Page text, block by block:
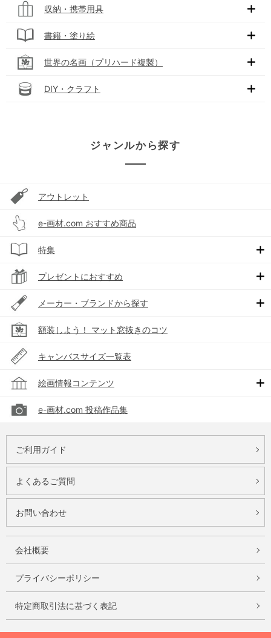
収納・携帯用具
書籍・塗り絵
世界の名画（プリハード複製）
DIY・クラフト
ジャンルから探す
アウトレット
e-画材.com おすすめ商品
特集
プレゼントにおすすめ
メーカー・ブランドから探す
額装しよう！ マット窓抜きのコツ
キャンバスサイズ一覧表
絵画情報コンテンツ
e-画材.com 投稿作品集
ご利用ガイド
よくあるご質問
お問い合わせ
会社概要
プライバシーポリシー
特定商取引法に基づく表記